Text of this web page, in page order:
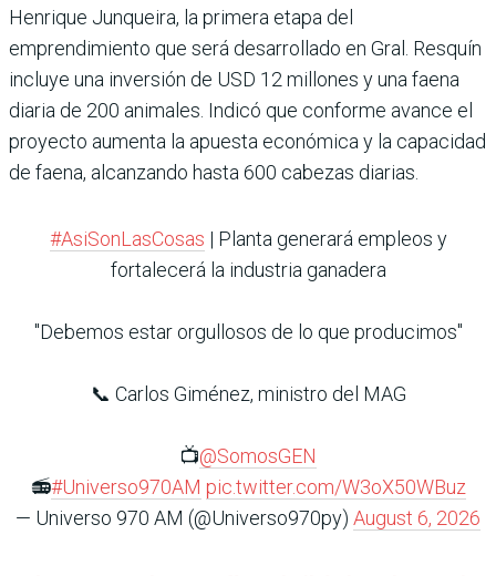
Henrique Junqueira, la primera etapa del
emprendimiento que será desarrollado en Gral. Resquín
incluye una inversión de USD 12 millones y una faena
diaria de 200 animales. Indicó que conforme avance el
proyecto aumenta la apuesta económica y la capacidad
de faena, alcanzando hasta 600 cabezas diarias.
#AsiSonLasCosas | Planta generará empleos y
fortalecerá la industria ganadera
"Debemos estar orgullosos de lo que producimos"
📞 Carlos Giménez, ministro del MAG
📺@SomosGEN
📻#Universo970AM pic.twitter.com/W3oX50WBuz
— Universo 970 AM (@Universo970py) August 6, 2026